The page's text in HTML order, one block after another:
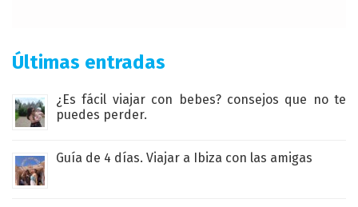
Últimas entradas
¿Es fácil viajar con bebes? consejos que no te
puedes perder.
Guía de 4 días. Viajar a Ibiza con las amigas